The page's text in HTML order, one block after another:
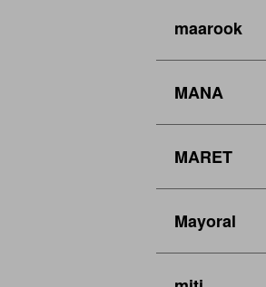
maarook
MANA
MARET
Mayoral